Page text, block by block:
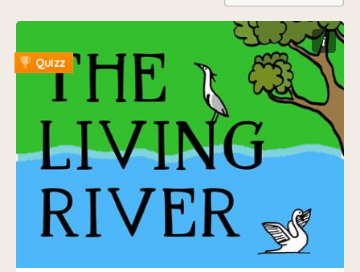
i
Quizz